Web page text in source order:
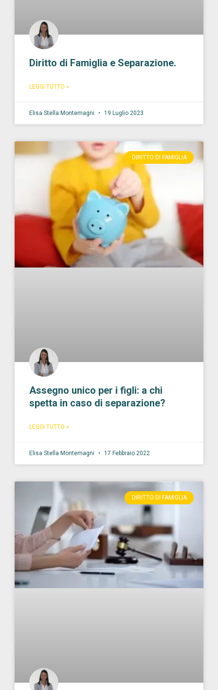
Diritto di Famiglia e Separazione.
LEGGI TUTTO »
Elisa Stella Montemagni 19 Luglio 2023
DIRITTO DI FAMIGLIA
Assegno unico per i figli: a chi
spetta in caso di separazione?
LEGGI TUTTO »
Elisa Stella Montemagni 17 Febbraio 2022
DIRITTO DI FAMIGLIA